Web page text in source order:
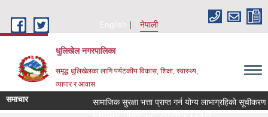
English
नेपाली
धुलिखेल नगरपालिका
समृद्ध धुलिखेलका लागि पर्यटकीय विकास, शिक्षा, स्वास्थ्य,
व्यापार र आवास
समाचार सामाजिक सुरक्षा भत्ता प्राप्त गर्न योग्य लाभाग्रहिको